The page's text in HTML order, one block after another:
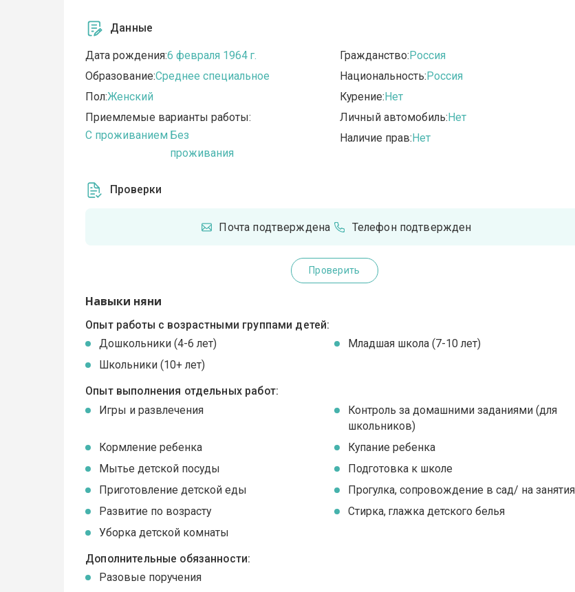
Данные
Дата рождения:6 февраля 1964 г.
Образование:Среднее специальное
Пол:Женский
Приемлемые варианты работы:
C проживанием Без
проживания
Гражданство:Россия
Национальность:Россия
Курение:Нет
Личный автомобиль:Нет
Наличие прав:Нет
Проверки
Почта подтверждена Телефон подтвержден
Проверить
Навыки няни
Опыт работы с возрастными группами детей:
Дошкольники (4-6 лет)
Младшая школа (7-10 лет)
Школьники (10+ лет)
Опыт выполнения отдельных работ:
Игры и развлечения
Контроль за домашними заданиями (для
школьников)
Кормление ребенка
Купание ребенка
Мытье детской посуды
Подготовка к школе
Приготовление детской еды
Прогулка, сопровождение в сад/ на занятия
Развитие по возрасту
Стирка, глажка детского белья
Уборка детской комнаты
Дополнительные обязанности:
Разовые поручения